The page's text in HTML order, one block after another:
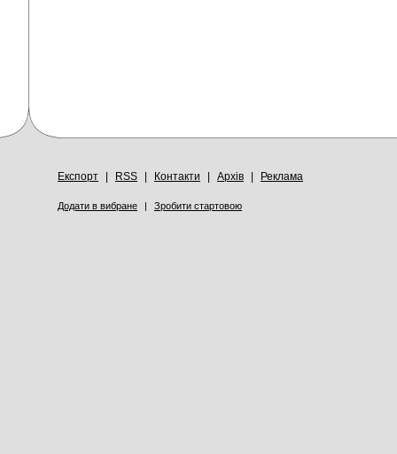
Експорт RSS Контакти Архів Реклама
Додати в вибране | Зробити стартовою